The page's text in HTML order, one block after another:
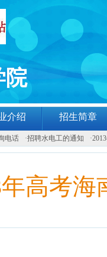
院
介绍 招生简章
电话 ·招聘水电工的通知 ·
年高考